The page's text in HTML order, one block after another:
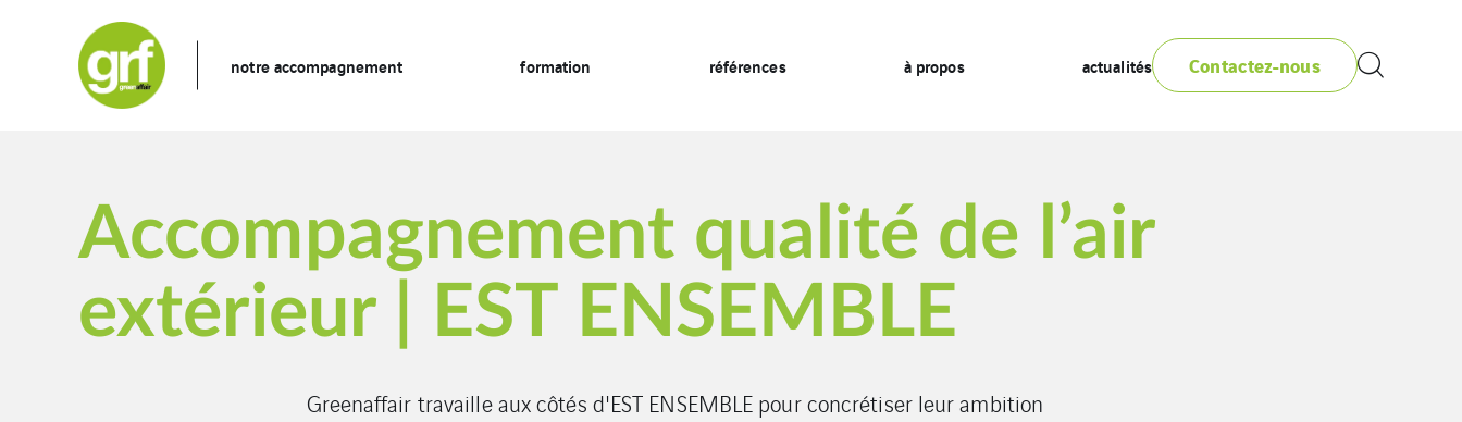
notre accompagnement formation références à propos actualités Contactez-nous
Accompagnement qualité de l’air
extérieur | EST ENSEMBLE
Greenaffair travaille aux côtés d'EST ENSEMBLE pour concrétiser leur ambition